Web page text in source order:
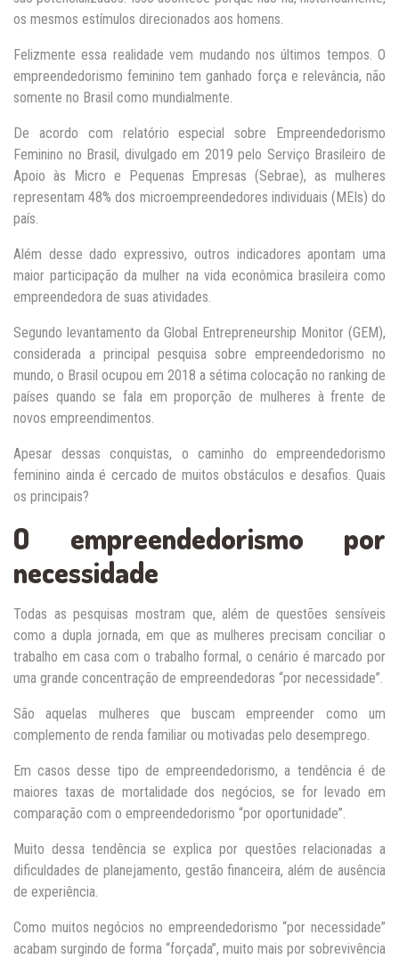
os mesmos estímulos direcionados aos homens.
Felizmente essa realidade vem mudando nos últimos tempos. O
empreendedorismo feminino tem ganhado força e relevância, não
somente no Brasil como mundialmente.
De acordo com relatório especial sobre Empreendedorismo
Feminino no Brasil, divulgado em 2019 pelo Serviço Brasileiro de
Apoio às Micro e Pequenas Empresas (Sebrae), as mulheres
representam 48% dos microempreendedores individuais (MEIs) do
país.
Além desse dado expressivo, outros indicadores apontam uma
maior participação da mulher na vida econômica brasileira como
empreendedora de suas atividades.
Segundo levantamento da Global Entrepreneurship Monitor (GEM),
considerada a principal pesquisa sobre empreendedorismo no
mundo, o Brasil ocupou em 2018 a sétima colocação no ranking de
países quando se fala em proporção de mulheres à frente de
novos empreendimentos.
Apesar dessas conquistas, o caminho do empreendedorismo
feminino ainda é cercado de muitos obstáculos e desafios. Quais
os principais?
O empreendedorismo por
necessidade
Todas as pesquisas mostram que, além de questões sensíveis
como a dupla jornada, em que as mulheres precisam conciliar o
trabalho em casa com o trabalho formal, o cenário é marcado por
uma grande concentração de empreendedoras “por necessidade”.
São aquelas mulheres que buscam empreender como um
complemento de renda familiar ou motivadas pelo desemprego.
Em casos desse tipo de empreendedorismo, a tendência é de
maiores taxas de mortalidade dos negócios, se for levado em
comparação com o empreendedorismo “por oportunidade”.
Muito dessa tendência se explica por questões relacionadas a
dificuldades de planejamento, gestão financeira, além de ausência
de experiência.
Como muitos negócios no empreendedorismo “por necessidade”
acabam surgindo de forma “forçada”, muito mais por sobrevivência